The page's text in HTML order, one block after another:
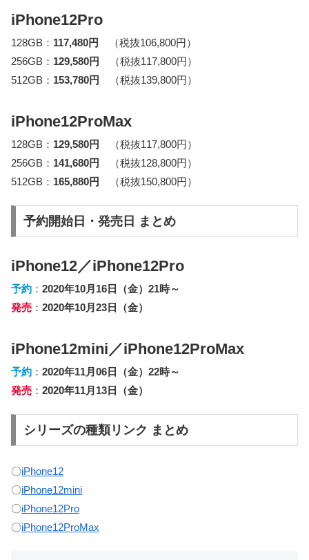
iPhone12Pro
128GB： 117,480円
（税抜106,800円）
256GB： 129,580円
（税抜117,800円）
512GB： 153,780円 （税抜139,800円）
iPhone12ProMax
128GB： 129,580円
（税抜117,800円）
256GB： 141,680円
（税抜128,800円）
512GB： 165,880円 （税抜150,800円）
予約開始日・発売日 まとめ
iPhone12／iPhone12Pro
予約 ： 2020年10月16日（金）21時～
発売 ： 2020年10月23日（金）
iPhone12mini／iPhone12ProMax
予約 ： 2020年11月06日（金）22時～
発売 ： 2020年11月13日（金）
シリーズの種類リンク まとめ
〇iPhone12
〇iPhone12mini
〇iPhone12Pro
〇iPhone12ProMax